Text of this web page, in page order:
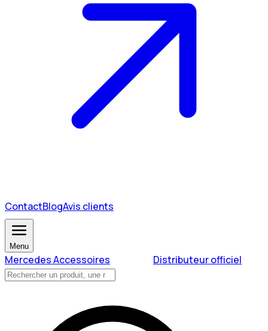
ContactBlogAvis clients
Menu
Mercedes Accessoires Distributeur officiel